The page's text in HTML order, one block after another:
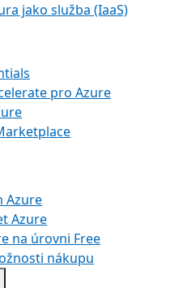
jako služba (IaaS)
pro Azure
Azure
Azure
na úrovni Free
nákupu